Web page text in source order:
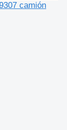
camión